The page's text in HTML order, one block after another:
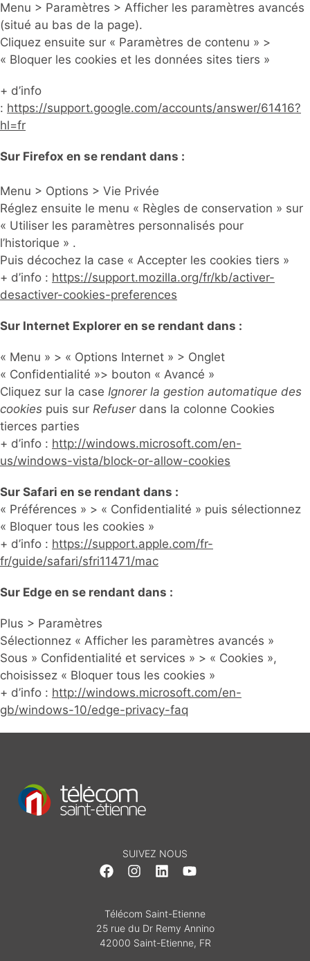
Menu > Paramètres > Afficher les paramètres avancés
(situé au bas de la page).
Cliquez ensuite sur « Paramètres de contenu » >
« Bloquer les cookies et les données sites tiers »
+ d’info
: https://support.google.com/accounts/answer/61416?
hl=fr
Sur Firefox en se rendant dans :
Menu > Options > Vie Privée
Réglez ensuite le menu « Règles de conservation » sur
« Utiliser les paramètres personnalisés pour
l’historique » .
Puis décochez la case « Accepter les cookies tiers »
+ d’info : https://support.mozilla.org/fr/kb/activer-
desactiver-cookies-preferences
Sur Internet Explorer en se rendant dans :
« Menu » > « Options Internet » > Onglet
« Confidentialité »> bouton « Avancé »
Cliquez sur la case Ignorer la gestion automatique des
cookies puis sur Refuserdans la colonne Cookies
tierces parties
+ d’info : http://windows.microsoft.com/en-
us/windows-vista/block-or-allow-cookies
Sur Safari en se rendant dans :
« Préférences » > « Confidentialité » puis sélectionnez
« Bloquer tous les cookies »
+ d’info : https://support.apple.com/fr-
fr/guide/safari/sfri11471/mac
Sur Edge en se rendant dans :
Plus > Paramètres
Sélectionnez « Afficher les paramètres avancés »
Sous » Confidentialité et services » > « Cookies »,
choisissez « Bloquer tous les cookies »
+ d’info : http://windows.microsoft.com/en-
gb/windows-10/edge-privacy-faq
SUIVEZ NOUS
Télécom Saint-Etienne
25 rue du Dr Remy Annino
42000 Saint-Etienne, FR